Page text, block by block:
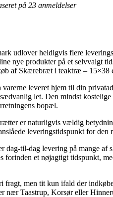
på 23 anmeldelser
udlover heldigvis flere
nye produkter på et selvvalgt
af Skærebræt i teaktræ – 15×38
leveret hjem til din
let. Den mindst
bopæl.
er naturligvis vældig
leveringstidspunkt for den
dag-til-dag levering på mange
forinden et nøjagtigt tidspunkt,
men tit kun ifald der
nær Taastrup, Korsør eller